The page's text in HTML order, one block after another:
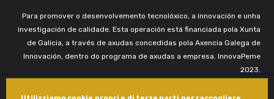
Para promover o desenvolvemento tecnolóxico, a innovación e unha
investigación de calidade. Esta operación está financiada pola Xunta
de Galicia, a través de axudas concedidas pola Axencia Galega de
Innovación, dentro do programa de axudas a empresa. InnovaPeme
2023.